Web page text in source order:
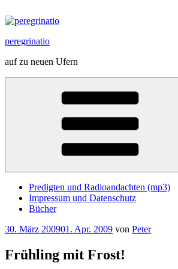
Inhalt
peregrinatio
auf zu neuen Ufern
Predigten und Radioandachten (mp3)
Impressum und Datenschutz
Bücher
Veröffentlicht
30. März 200901. Apr. 2009 von Peter
Frühling mit Frost!